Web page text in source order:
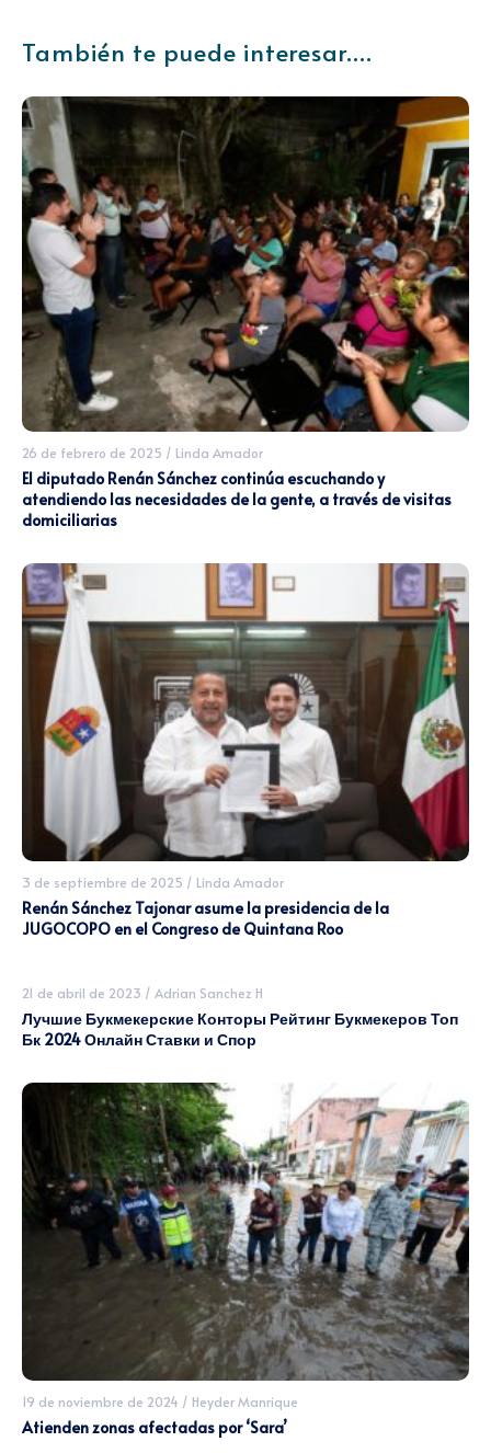
También te puede interesar....
26 de febrero de 2025 / Linda Amador
El diputado Renán Sánchez continúa escuchando y
atendiendo las necesidades de la gente, a través de visitas
domiciliarias
3 de septiembre de 2025 / Linda Amador
Renán Sánchez Tajonar asume la presidencia de la
JUGOCOPO en el Congreso de Quintana Roo
21 de abril de 2023 / Adrian Sanchez H
Лучшие Букмекерские Конторы Рейтинг Букмекеров Топ
Бк 2024 Онлайн Ставки и Спор
19 de noviembre de 2024 / Heyder Manrique
Atienden zonas afectadas por ‘Sara’